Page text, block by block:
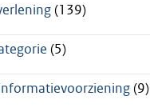
(139)
(5)
(9)